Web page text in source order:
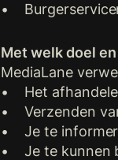
•
Met welk doel
MediaLane
• Het
• Verzenden
• Je te
• Je te kunnen